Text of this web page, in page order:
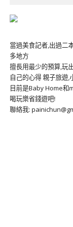
當過美食記者,出過二
多地方
擅長用最少的預算,玩
自己的心得 親子旅遊
目前是Baby Home和
喝玩樂省錢遊吧!
聯絡我: